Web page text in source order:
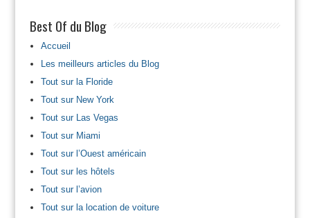
Best Of du Blog
Accueil
Les meilleurs articles du Blog
Tout sur la Floride
Tout sur New York
Tout sur Las Vegas
Tout sur Miami
Tout sur l’Ouest américain
Tout sur les hôtels
Tout sur l’avion
Tout sur la location de voiture